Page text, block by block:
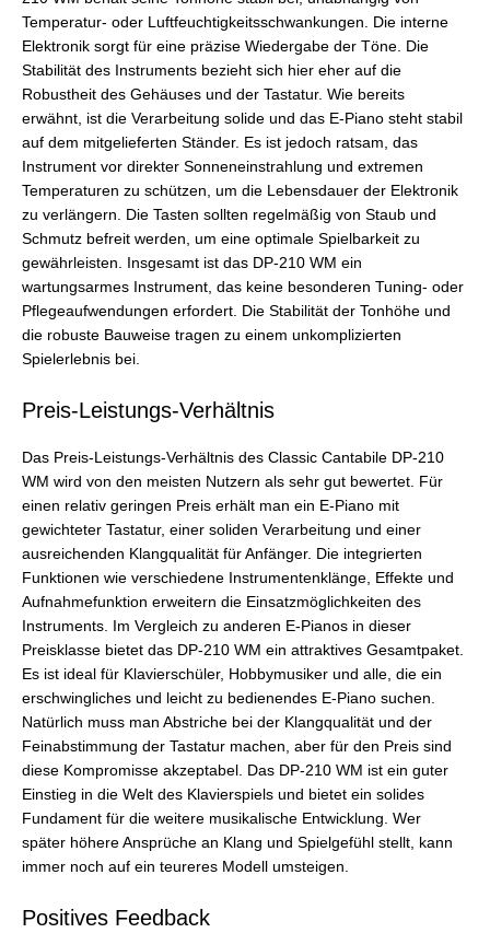
Temperatur- oder Luftfeuchtigkeitsschwankungen. Die interne
Elektronik sorgt für eine präzise Wiedergabe der Töne. Die
Stabilität des Instruments bezieht sich hier eher auf die
Robustheit des Gehäuses und der Tastatur. Wie bereits
erwähnt, ist die Verarbeitung solide und das E-Piano steht stabil
auf dem mitgelieferten Ständer. Es ist jedoch ratsam, das
Instrument vor direkter Sonneneinstrahlung und extremen
Temperaturen zu schützen, um die Lebensdauer der Elektronik
zu verlängern. Die Tasten sollten regelmäßig von Staub und
Schmutz befreit werden, um eine optimale Spielbarkeit zu
gewährleisten. Insgesamt ist das DP-210 WM ein
wartungsarmes Instrument, das keine besonderen Tuning- oder
Pflegeaufwendungen erfordert. Die Stabilität der Tonhöhe und
die robuste Bauweise tragen zu einem unkomplizierten
Spielerlebnis bei.
Preis-Leistungs-Verhältnis
Das Preis-Leistungs-Verhältnis des Classic Cantabile DP-210
WM wird von den meisten Nutzern als sehr gut bewertet. Für
einen relativ geringen Preis erhält man ein E-Piano mit
gewichteter Tastatur, einer soliden Verarbeitung und einer
ausreichenden Klangqualität für Anfänger. Die integrierten
Funktionen wie verschiedene Instrumentenklänge, Effekte und
Aufnahmefunktion erweitern die Einsatzmöglichkeiten des
Instruments. Im Vergleich zu anderen E-Pianos in dieser
Preisklasse bietet das DP-210 WM ein attraktives Gesamtpaket.
Es ist ideal für Klavierschüler, Hobbymusiker und alle, die ein
erschwingliches und leicht zu bedienendes E-Piano suchen.
Natürlich muss man Abstriche bei der Klangqualität und der
Feinabstimmung der Tastatur machen, aber für den Preis sind
diese Kompromisse akzeptabel. Das DP-210 WM ist ein guter
Einstieg in die Welt des Klavierspiels und bietet ein solides
Fundament für die weitere musikalische Entwicklung. Wer
später höhere Ansprüche an Klang und Spielgefühl stellt, kann
immer noch auf ein teureres Modell umsteigen.
Positives Feedback